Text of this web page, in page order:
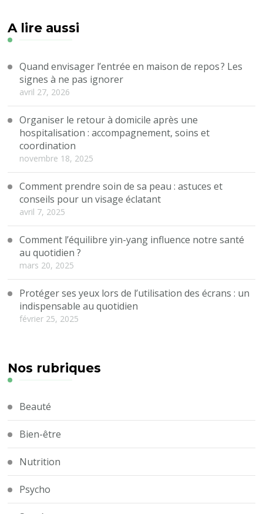
A lire aussi
Quand envisager l’entrée en maison de repos ? Les
signes à ne pas ignorer
avril 27, 2026
Organiser le retour à domicile après une
hospitalisation : accompagnement, soins et
coordination
novembre 18, 2025
Comment prendre soin de sa peau : astuces et
conseils pour un visage éclatant
avril 7, 2025
Comment l’équilibre yin-yang influence notre santé
au quotidien ?
mars 20, 2025
Protéger ses yeux lors de l’utilisation des écrans : un
indispensable au quotidien
février 25, 2025
Nos rubriques
Beauté
Bien-être
Nutrition
Psycho